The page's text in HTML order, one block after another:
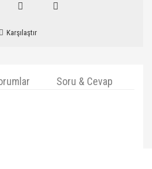
Karşılaştır
Soru & Cevap